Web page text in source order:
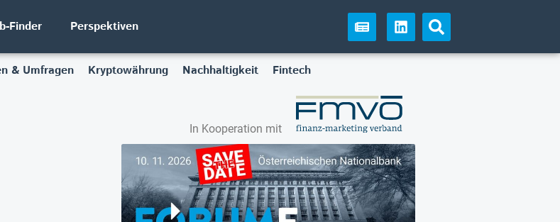
Finder Perspektiven
& Umfragen Kryptowährung Nachhaltigkeit Fintech
In Kooperation mit